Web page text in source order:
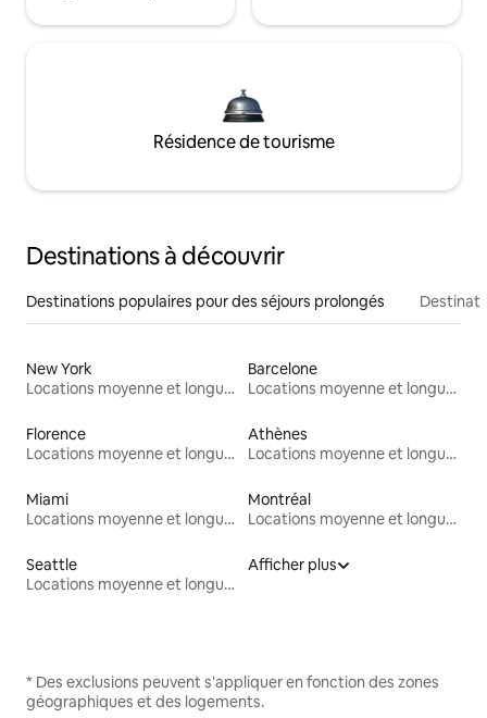
Résidence de tourisme
Destinations à découvrir
Destinations populaires pour des séjours prolongés
New York
Locations moyenne et longue durée
Barcelone
Locations moyenne et longue durée
Florence
Locations moyenne et longue durée
Athènes
Locations moyenne et longue durée
Miami
Locations moyenne et longue durée
Montréal
Locations moyenne et longue durée
Seattle
Locations moyenne et longue durée
Afficher plus
* Des exclusions peuvent s'appliquer en fonction des zones
géographiques et des logements.